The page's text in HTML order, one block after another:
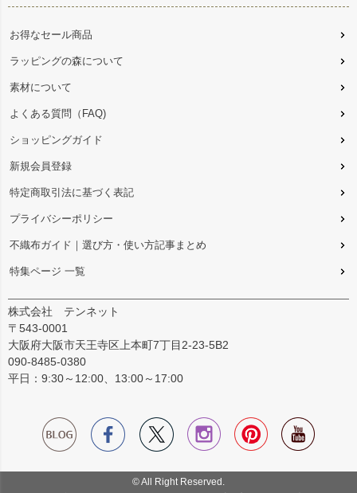
お得なセール商品
ラッピングの森について
素材について
よくある質問（FAQ)
ショッピングガイド
新規会員登録
特定商取引法に基づく表記
プライバシーポリシー
不織布ガイド｜選び方・使い方記事まとめ
特集ページ 一覧
株式会社 テンネット
〒543-0001
大阪府大阪市天王寺区上本町7丁目2-23-5B2
090-8485-0380
平日：9:30～12:00、13:00～17:00
© All Right Reserved.